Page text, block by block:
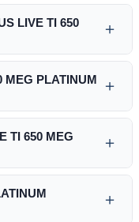
LIVE TI 650
＋
MEG PLATINUM
＋
TI 650 MEG
＋
＋